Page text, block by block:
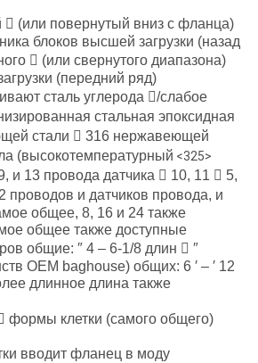
(или повернутый вниз с фланца)
блоков высшей загрузки (назад
 (или свернутого диапазона)
(передний ряд)
сталь углерода /слабое
стальная эпоксидная
стали  316 нержавеющей
(высокотемпературный <325>
и 13 провода датчика  10, 11  5,
проводов и датчиков провода, и
общее, 8, 16 и 24 также
общее также доступные
общие: ″ 4 – 6-1/8 длин  ″
OEM baghouse) общих: 6 ′ – ′ 12
длинное длина также
формы клетки (самого общего)
вводит фланец в моду